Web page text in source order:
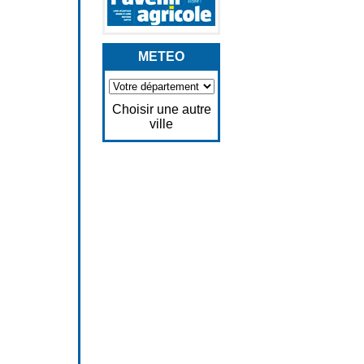
METEO
Choisir une autre
ville